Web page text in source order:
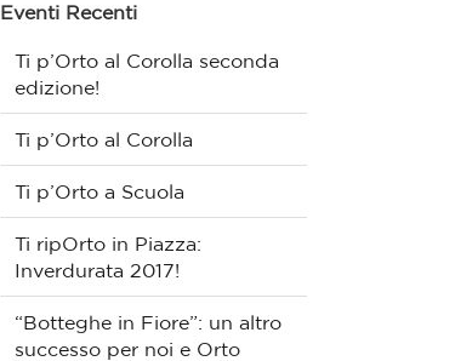
Eventi Recenti
Ti p’Orto al Corolla seconda
edizione!
Ti p’Orto al Corolla
Ti p’Orto a Scuola
Ti ripOrto in Piazza:
Inverdurata 2017!
“Botteghe in Fiore”: un altro
successo per noi e Orto